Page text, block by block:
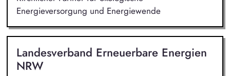
Energieversorgung und Energiewende
Landesverband Erneuerbare Energien
NRW